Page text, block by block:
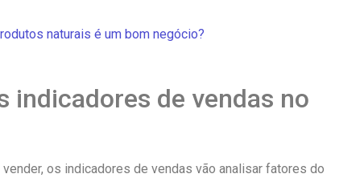
naturais é um bom negócio?
indicadores de vendas no
os indicadores de vendas vão analisar fatores do